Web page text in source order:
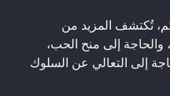
تُكتشف المزيد من
والحاجة إلى منح الحب،
إلى التعالي عن السلوك